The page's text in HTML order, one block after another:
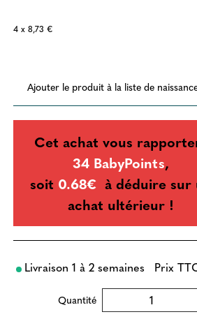
4 x 8,73 €
Ajouter le produit à la liste de
Cet achat vous
34 BabyPoints,
soit 0.68€ à déduire sur
achat ultérieur !
Livraison 1 à 2 semaines Prix
Quantité